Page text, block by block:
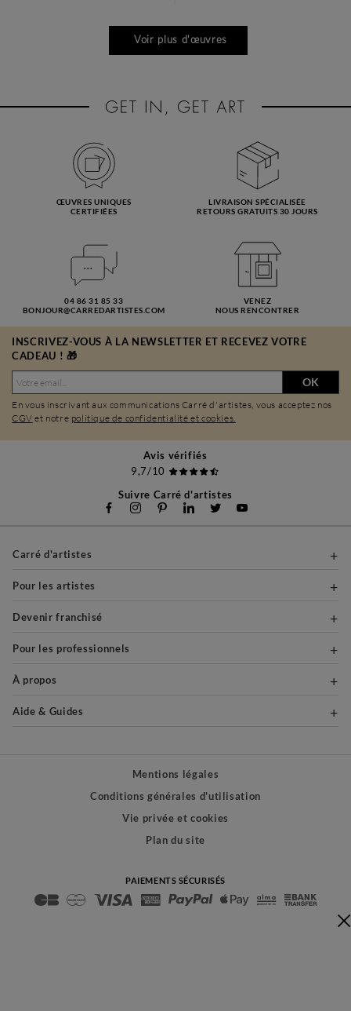
Voir plus d'œuvres
ŒUVRES UNIQUES
CERTIFIÉES
LIVRAISON SPÉCIALISÉE
RETOURS GRATUITS 30 JOURS
04 86 31 85 33
BONJOUR@CARREDARTISTES.COM
VENEZ
NOUS RENCONTRER
INSCRIVEZ-VOUS À LA NEWSLETTER ET RECEVEZ VOTRE
CADEAU ! 🎁
OK
En vous inscrivant aux communications Carré d'artistes, vous acceptez nos
CGV et notre politique de confidentialité et cookies.
Avis vérifiés
9,7/10
Suivre Carré d'artistes
Carré d'artistes
Pour les artistes
Devenir franchisé
Pour les professionnels
À propos
Aide & Guides
Mentions légales
Conditions générales d'utilisation
Vie privée et cookies
Plan du site
PAIEMENTS SÉCURISÉS